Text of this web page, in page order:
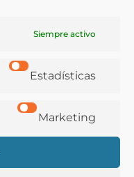
Siempre activo
Estadísticas
Marketing
clave:
COMPARTIR